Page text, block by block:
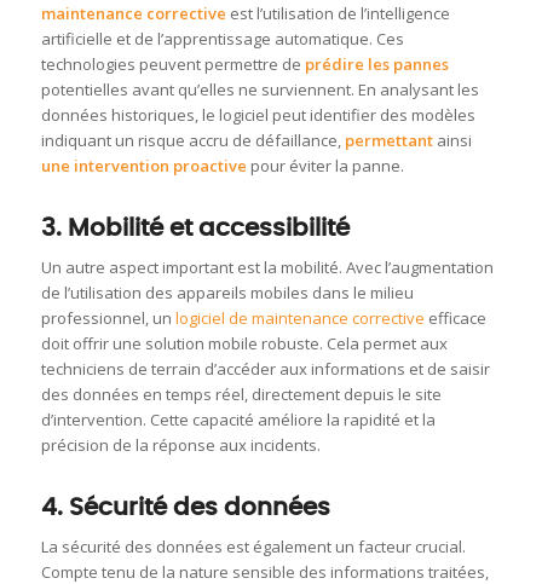
maintenance corrective est l’utilisation de l’intelligence
artificielle et de l’apprentissage automatique. Ces
technologies peuvent permettre de prédire les pannes
potentielles avant qu’elles ne surviennent. En analysant les
données historiques, le logiciel peut identifier des modèles
indiquant un risque accru de défaillance, permettantainsi
une intervention proactive pour éviter la panne.
3. Mobilité et accessibilité
Un autre aspect important est la mobilité. Avec l’augmentation
de l’utilisation des appareils mobiles dans le milieu
professionnel, un logiciel de maintenance corrective efficace
doit offrir une solution mobile robuste. Cela permet aux
techniciens de terrain d’accéder aux informations et de saisir
des données en temps réel, directement depuis le site
d’intervention. Cette capacité améliore la rapidité et la
précision de la réponse aux incidents.
4. Sécurité des données
La sécurité des données est également un facteur crucial.
Compte tenu de la nature sensible des informations traitées,